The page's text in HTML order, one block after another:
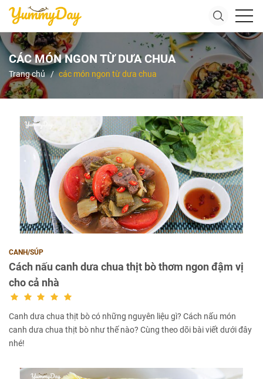
CÁC MÓN NGON TỪ DƯA CHUA
Trang chủ các món ngon từ dưa chua
CANH/SÚP
Cách nấu canh dưa chua thịt bò thơm ngon đậm vị
cho cả nhà
Canh dưa chua thịt bò có những nguyên liệu gì? Cách nấu món
canh dưa chua thịt bò như thế nào? Cùng theo dõi bài viết dưới đây
nhé!